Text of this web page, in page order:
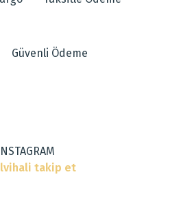
Güvenli Ödeme
takip et